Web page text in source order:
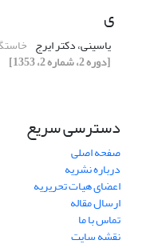
ی
یاسینی، دکتر ایرج
[دوره 2، شماره 2، 1353]
دسترسی سریع
صفحه اصلی
درباره نشریه
اعضای هیات تحریریه
ارسال مقاله
تماس با ما
نقشه سایت